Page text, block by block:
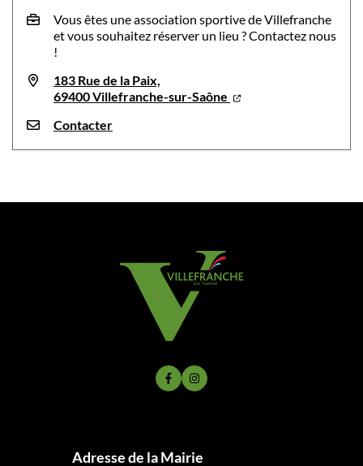
Vous êtes une association sportive de Villefranche
et vous souhaitez réserver un lieu ? Contactez nous
!
183 Rue de la Paix,
69400 Villefranche-sur-Saône
Contacter
Lien vers le compte Facebook
Lien vers le compte Instagram
Adresse de la Mairie